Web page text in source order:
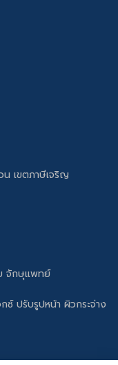
เขตภาษีเจริญ
จักษุแพทย์
ปรับรูปหน้า ผิวกระจ่าง